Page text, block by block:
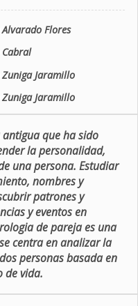
Flores
Jaramillo
Jaramillo
que ha sido
la personalidad,
una persona. Estudiar
nombres y
patrones y
y eventos en
de pareja es una
centra en analizar la
personas basada en
de vida.